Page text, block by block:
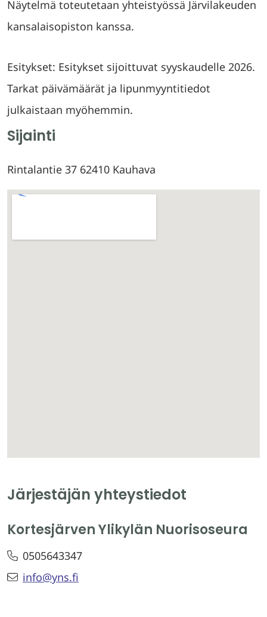
Näytelmä toteutetaan yhteistyössä Järvilakeuden
kansalaisopiston kanssa.
Esitykset: Esitykset sijoittuvat syyskaudelle 2026.
Tarkat päivämäärät ja lipunmyyntitiedot
julkaistaan myöhemmin.
Sijainti
Rintalantie 37 62410 Kauhava
Järjestäjän yhteystiedot
Kortesjärven Ylikylän Nuorisoseura
0505643347
info@yns.fi